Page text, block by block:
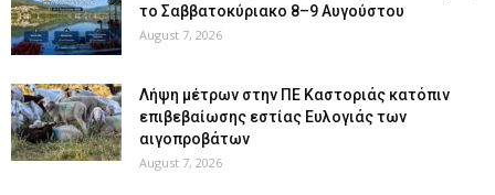
το Σαββατοκύριακο 8–9 Αυγούστου
August 7, 2026
Λήψη μέτρων στην ΠΕ Καστοριάς κατόπιν
επιβεβαίωσης εστίας Ευλογιάς των
αιγοπροβάτων
August 7, 2026